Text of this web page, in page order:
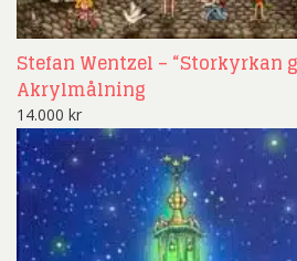
Stefan Wentzel – “Storkyrkan
Akrylmålning
14.000 kr